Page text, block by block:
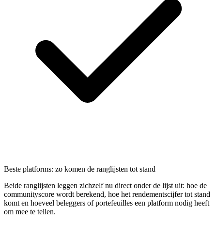
Beste platforms: zo komen de ranglijsten tot stand
Beide ranglijsten leggen zichzelf nu direct onder de lijst uit: hoe de
communityscore wordt berekend, hoe het rendementscijfer tot stand
komt en hoeveel beleggers of portefeuilles een platform nodig heeft
om mee te tellen.